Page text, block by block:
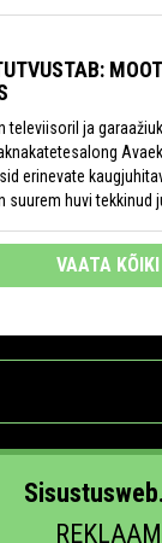
televiisoril ja
erinevate
suurem huvi tekkinud
VAATA KÕIKI
REKLAAM